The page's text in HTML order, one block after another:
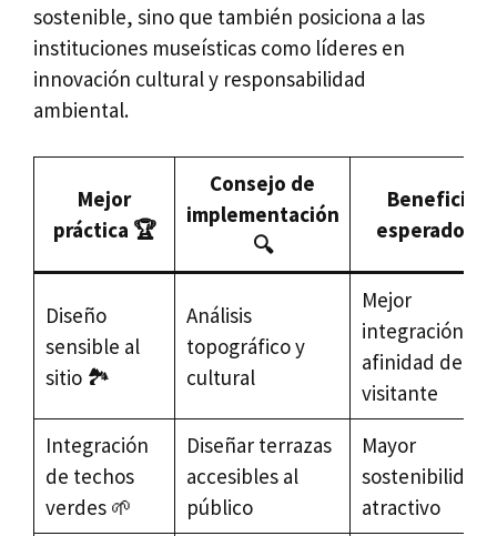
sostenible, sino que también posiciona a las
instituciones museísticas como líderes en
innovación cultural y responsabilidad
ambiental.
Mejor
práctica 🏆
Consejo de
implementación
🔍
Beneficio
esperado 📈
Diseño
sensible al
sitio 🏞️
Análisis
topográfico y
cultural
Mejor
integración y
afinidad del
visitante
Integración
de techos
verdes 🌱
Diseñar terrazas
accesibles al
público
Mayor
sostenibilidad
atractivo